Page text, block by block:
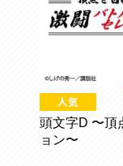
頭文字D 〜頂
ョン〜